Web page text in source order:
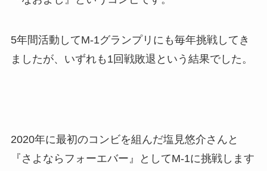
5年間活動してM-1グランプリにも毎年挑戦してき
ましたが、いずれも1回戦敗退という結果でした。
2020年に最初のコンビを組んだ塩見悠介さんと
『さよならフォーエバー』としてM-1に挑戦します